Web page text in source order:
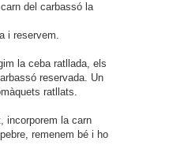
del carbassó la
i reservem.
la ceba ratllada, els
reservada. Un
ratllats.
incorporem la carn
remenem bé i ho